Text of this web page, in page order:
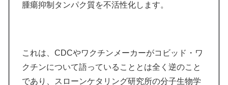
腫瘍抑制タンパク質を不活性化します。
これは、CDCやワクチンメーカーがコビッド・ワ
クチンについて語っていることとは全く逆のこと
であり、スローンケタリング研究所の分子生物学